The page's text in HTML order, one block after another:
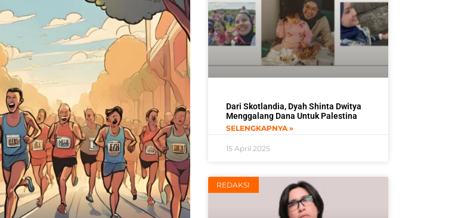
Dari Skotlandia, Dyah Shinta Dwitya
Menggalang Dana Untuk Palestina
SELENGKAPNYA »
15 April 2025
REDAKSI